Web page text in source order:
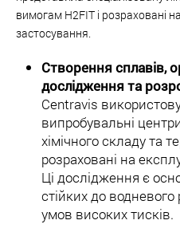
вимогам H2FIT і розраховані
застосування.
Створення сплавів,
дослідження та
Centravis
випробувальні
хімічного складу та
розраховані на
Ці дослідження є
стійких до водневого
умов високих тисків.